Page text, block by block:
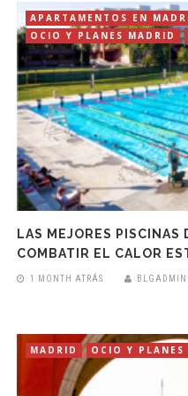
APARTAMENTOS EN
OCIO Y PLANES MADRID
LAS MEJORES PISCINAS
COMBATIR EL CALOR
1 MONTH ATRÁS
MADRID OCIO Y PLANES